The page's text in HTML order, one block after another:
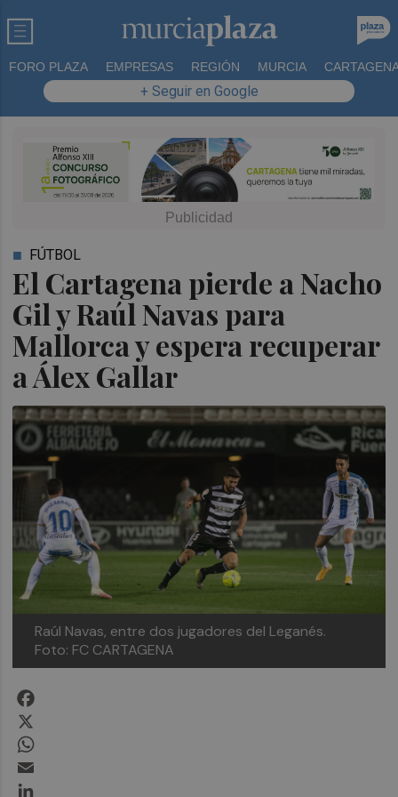
FORO PLAZA EMPRESAS REGIÓN MURCIA
+ Seguir en Google
El Cartagena pierde a Nacho
Gil y Raúl Navas para
Mallorca y espera recuperar
a Álex Gallar
FÚTBOL
Raúl Navas, entre dos jugadores del Leganés.
Foto: FC CARTAGENA